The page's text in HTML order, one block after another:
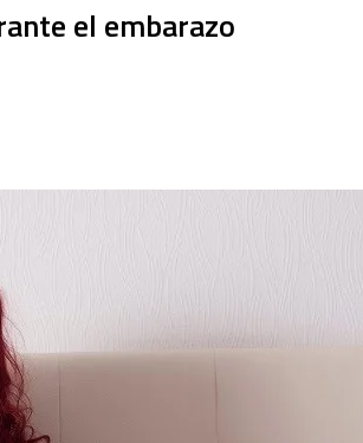
el embarazo